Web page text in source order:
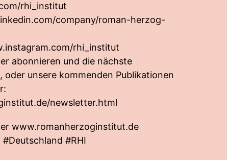
rhi_institut
company/roman-herzog-
rhi_institut
abonnieren und die nächste
oder unsere kommenden Publikationen
newsletter.html
www.romanherzoginstitut.de
#RHI